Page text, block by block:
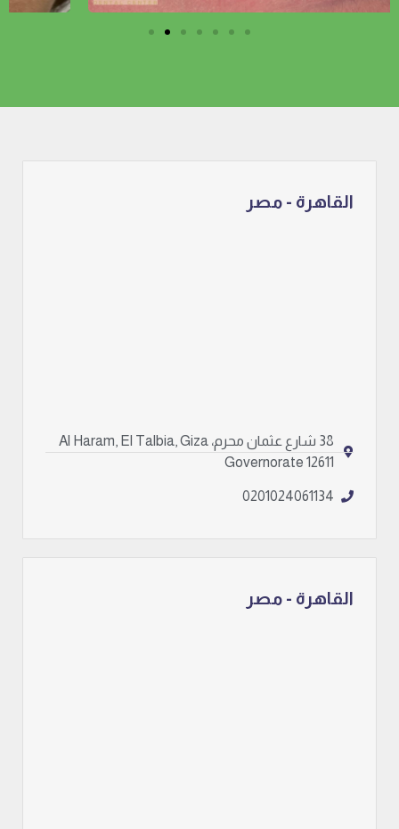
القاهرة - مصر
38 شارع عثمان محرم، Al Haram, El Talbia, Giza
Governorate 12611
0201024061134
القاهرة - مصر